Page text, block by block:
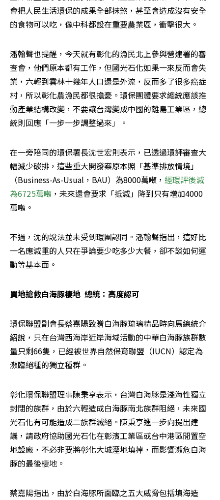
會把人民生活環保的成果全部抹煞，甚至會造成沒有安全
的食物可以吃，像中科都設在重要農業區，衝擊很大。
潘翰聲也提醒，今天就有彰化的漁民北上參與營建署的審
查會，他們原本都有工作，但國光石化如果一來反而會失
業，六輕到雲林十幾年人口還是外流，反而多了很多癌症
村，所以彰化農漁民都很擔憂。環保團體要求總統應該推
動產業結構改變，不要讓台灣變成中國的離島工業區，總
統則回應「一步一步調整過來」。
在一旁陪同的環保署長沈世宏則表示，已透過環評審查大
幅減少碳排，這些重大開發案原本照「基準排放情境」
（Business-As-Usual，BAU）為8000萬噸， 經環評後減
為6725萬噸 ，未來還會要求「抵減」降到只有增加4000
萬噸。
不過，沈的說法並未受到環團認同。潘翰聲指出，這好比
一名應減重的人只在爭論要少吃多少大餐，卻不談如何運
動等基本面。
買地搶救白海豚棲地  總統：高度認可
環保聯盟副會長蔡嘉陽致贈白海豚琉璃精品時向馬總統介
紹說，只在台灣西海岸近岸海域活動的中華白海豚族群數
量只剩66隻，已經被世界自然保育聯盟（IUCN）認定為
瀕臨絕種的獨立種群。
彰化環保聯盟理事陳秉亨表示，台灣白海豚是淺海性獨立
封閉的族群，由於六輕造成白海豚南北族群阻絕，未來國
光石化有可能造成二族群滅絕。陳秉亨進一步向提出建
議，請政府協助國光石化在彰濱工業區或台中港區閒置空
地設廠，不必非要將彰化大城溼地填掉，而影響瀕危白海
豚的最後棲地。
蔡嘉陽指出，由於白海豚所面臨之五大威脅包括填海造